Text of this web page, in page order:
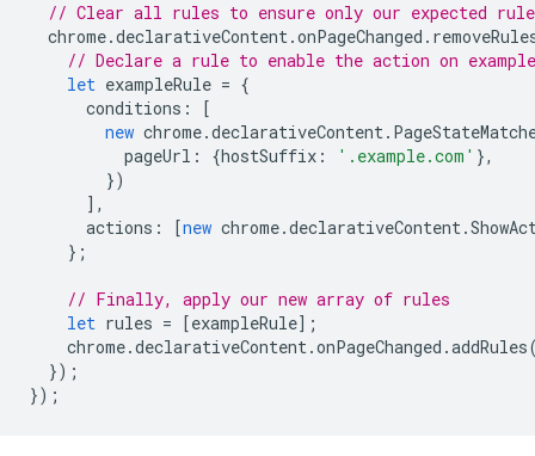
// Clear all rules to ensure only our expected
chrome.declarativeContent.onPageChanged .
// Declare a rule to enable the action on
let exampleRule = {
conditions :
[
new chrome.declarativeContent.
pageUrl : {hostSuffix : '.example.com' },
})
],
actions : [new chrome.declarativeContent.
};
// Finally, apply our new array of rules
let rules = [exampleRule];
chrome.declarativeContent.onPageChanged .addRules
});
});